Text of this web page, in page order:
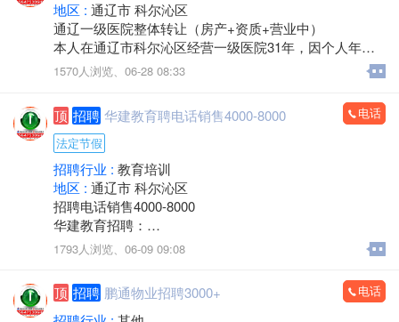
县，乡镇，出租拉货，运输各种货物，配有厢式货车，
微型小汽车 三轮电动车， 居民生活等一系列服务。
价格不高，包您满意，专业的团队，职业的工人师傅竭
诚为您和家人服务！您的满意是顺吉搬家毕生的追求！
全心全意为家庭服务的专业团队，24小时为您服务！
联系电话：15771572345微信同步，可开发票
地区 : 通辽市 科尔沁区
通辽一级医院整体转让（房产+资质+营业中）
本人在通辽市科尔沁区经营一级医院31年，因个人年龄
原因，不再担任法人，现将医院房产及经营权整体出
医院位置优越，位于新建大街批发城南门对面，临街位
置，客源稳定。
建筑面积：1-2楼700余平方米，地下室300余平方米，布
局合理。
医院资质齐全，各类证件有效，目前正常营业，现金流
充裕，持续盈利，口碑良好，老客户稳定。
转让包含：房产+一级医院资质+现有运营业务，接手即
可正常经营，可协助办理法人变更及相关手续。
诚意转让，价格面议，中介、非诚勿扰。
1570人浏览、 06-28 08:33
顶 招聘 华建教育聘电话销售4000-8000
电话
法定节假
招聘行业 : 教育培训
地区 : 通辽市 科尔沁区
招聘电话销售4000-8000
华建教育招聘：
负责线上、线下课程的销售和服务
主营项目：
执业兽医师、执业药师、二级建造师、中专、大专和本
科学历提升
有无经验都可，有销冠老师带
1793人浏览、 06-09 09:08
顶 招聘 鹏通物业招聘3000+ 电话